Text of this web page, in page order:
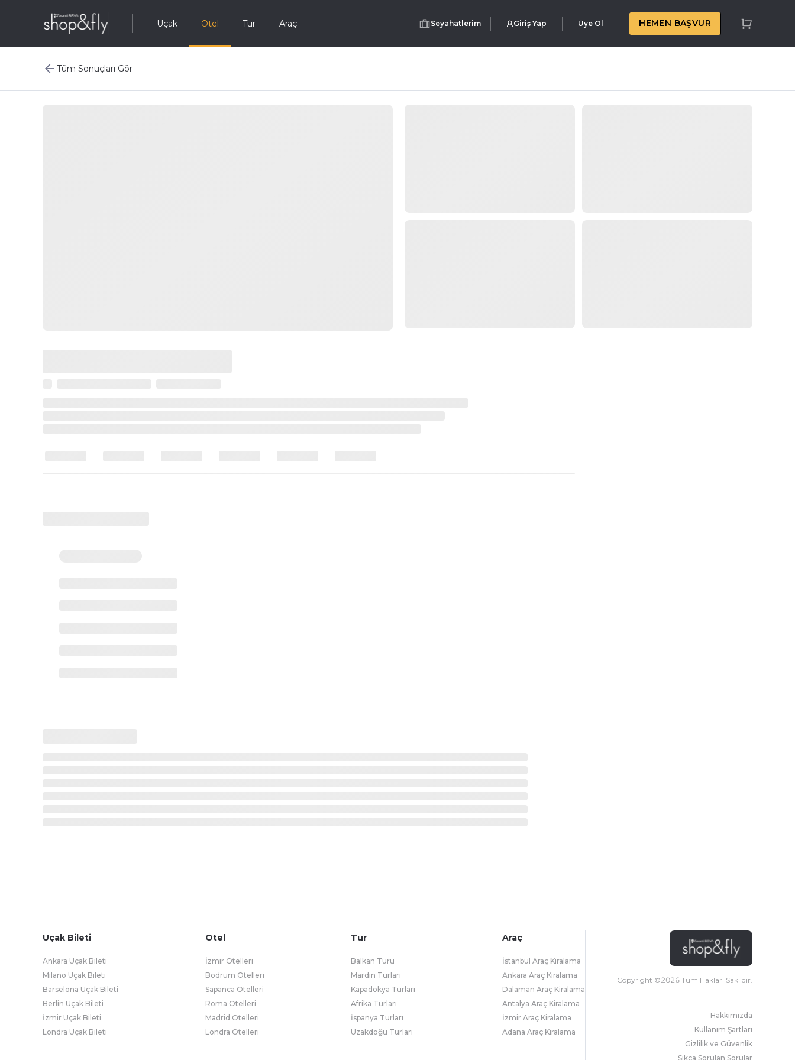
Uçak Otel Tur Araç Seyahatlerim Giriş Yap Üye Ol HEMEN BAŞVUR
Tüm Sonuçları Gör
Uçak Bileti
Ankara Uçak Bileti
Milano Uçak Bileti
Barselona Uçak Bileti
Berlin Uçak Bileti
İzmir Uçak Bileti
Londra Uçak Bileti
Otel
İzmir Otelleri
Bodrum Otelleri
Sapanca Otelleri
Roma Otelleri
Madrid Otelleri
Londra Otelleri
Tur
Balkan Turu
Mardin Turları
Kapadokya Turları
Afrika Turları
İspanya Turları
Uzakdoğu Turları
Araç
İstanbul Araç Kiralama
Ankara Araç Kiralama
Dalaman Araç Kiralama
Antalya Araç Kiralama
İzmir Araç Kiralama
Adana Araç Kiralama
Copyright ©2026 Tüm Hakları Saklıdır.
Hakkımızda
Kullanım Şartları
Gizlilik ve Güvenlik
Sıkça Sorulan Sorular